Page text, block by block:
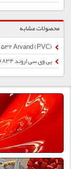
محصولات مشابه
پی وی سی اروند E6834